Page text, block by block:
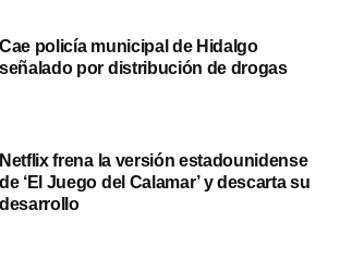
Cae policía municipal de Hidalgo
señalado por distribución de drogas
Netflix frena la versión estadounidense
de ‘El Juego del Calamar’ y descarta su
desarrollo